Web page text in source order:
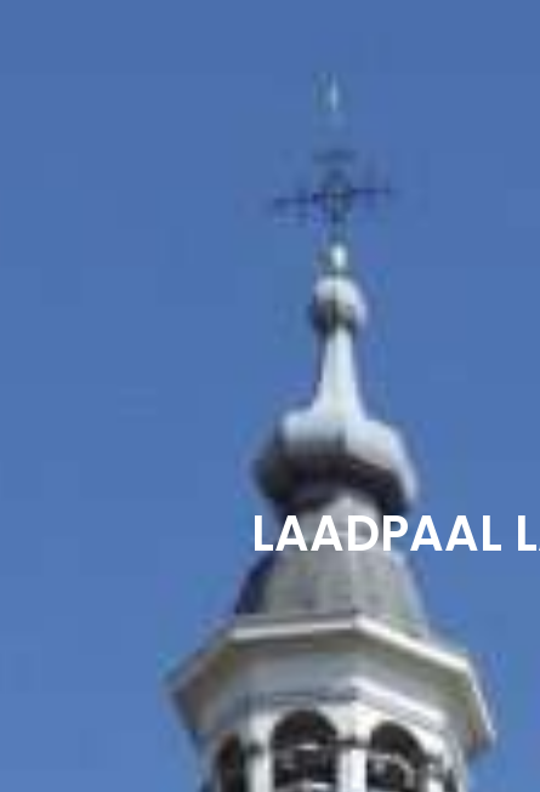
LAADPAAL